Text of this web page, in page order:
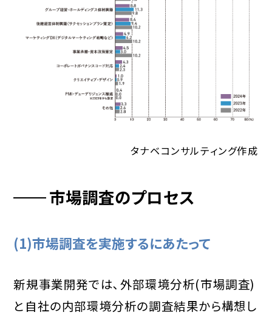
タナベコンサルティング作成
市場調査のプロセス
(1)市場調査を実施するにあたって
新規事業開発では､外部環境分析(市場調査)
と自社の内部環境分析の調査結果から構想し